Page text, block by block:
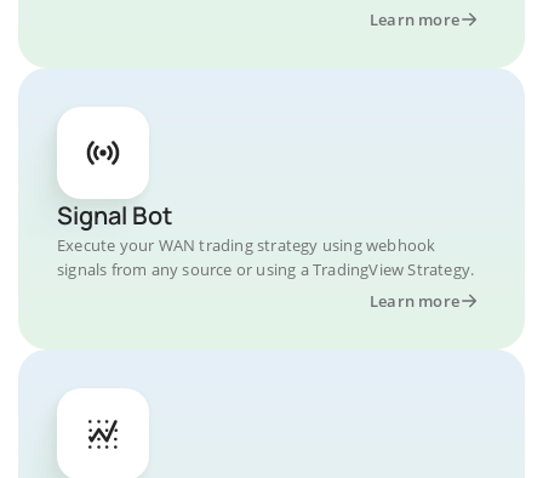
Learn more
Signal Bot
Execute your WAN trading strategy using webhook
signals from any source or using a TradingView Strategy.
Learn more